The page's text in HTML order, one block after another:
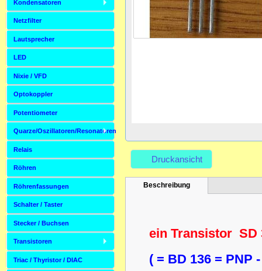
Druckansicht
Beschreibung
ein Transistor
( = BD 136 = PNP
Kondensatoren
Netzfilter
Lautsprecher
LED
Nixie / VFD
Optokoppler
Potentiometer
Quarze/Oszillatoren/Resonatoren
Relais
Röhren
Röhrenfassungen
Schalter / Taster
Stecker / Buchsen
Transistoren
Triac / Thyristor / DIAC